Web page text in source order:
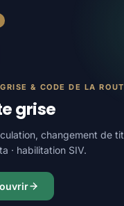
& CODE DE LA
grise
changement de
· habilitation SIV.